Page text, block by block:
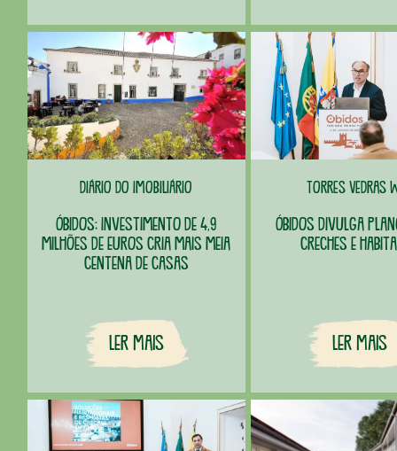
Diário do Imobiliário
Óbidos: Investimento de 4,9
milhões de euros cria mais meia
centena de casas
Ler Mais
Torres Vedras
Óbidos divulga
creches e
Ler Mais